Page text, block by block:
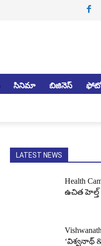
సినిమా బిజినెస్
LATEST NEWS
Health
ఉచిత హెల్త్
‘విశ్వనాథ్